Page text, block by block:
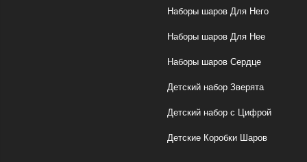
Наборы шаров Для Него
Наборы шаров Для Нее
Наборы шаров Сердце
Детский набор Зверята
Детский набор с Цифрой
Детские Коробки Шаров